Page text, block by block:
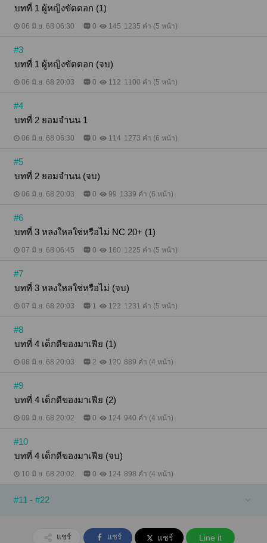
สุดท้ายสิงโตหมอบราบคาบ มีดราม่าเล็ก ๆ ขายขำ
กับบทส่งท้าย 13 บท ตอนพิเศษ 3 บท
บทที่ 1 ผู้หญิงขัดดอก (1)
06 มิ.ย. 68 06:30 0 145 1235 คำ (5 หน้า)
#3
บทที่ 1 ผู้หญิงขัดดอก (จบ)
06 มิ.ย. 68 20:03 0 112 1100 คำ (5 หน้า)
#4
บทที่ 2 ยอมจำนน 1
06 มิ.ย. 68 06:30 0 114 1273 คำ (6 หน้า)
#5
บทที่ 2 ยอมจำนน (จบ)
06 มิ.ย. 68 20:03 0 99 1339 คำ (6 หน้า)
#6
บทที่ 3 หลงใหลใช่หรือไม่ NC 20+ (1)
07 มิ.ย. 68 06:45 0 160 1225 คำ (5 หน้า)
#7
บทที่ 3 หลงใหลใช่หรือไม่ (จบ)
07 มิ.ย. 68 20:03 1 122 1231 คำ (5 หน้า)
#8
บทที่ 4 เด็กดีของมาเฟีย (1)
08 มิ.ย. 68 20:03 2 120 889 คำ (4 หน้า)
#9
บทที่ 4 เด็กดีของมาเฟีย (2)
09 มิ.ย. 68 20:02 0 124 940 คำ (4 หน้า)
#10
บทที่ 4 เด็กดีของมาเฟีย (จบ)
10 มิ.ย. 68 20:02 0 124 898 คำ (4 หน้า)
#11 - #22
แชร์ แชร์ แชร์ Line it